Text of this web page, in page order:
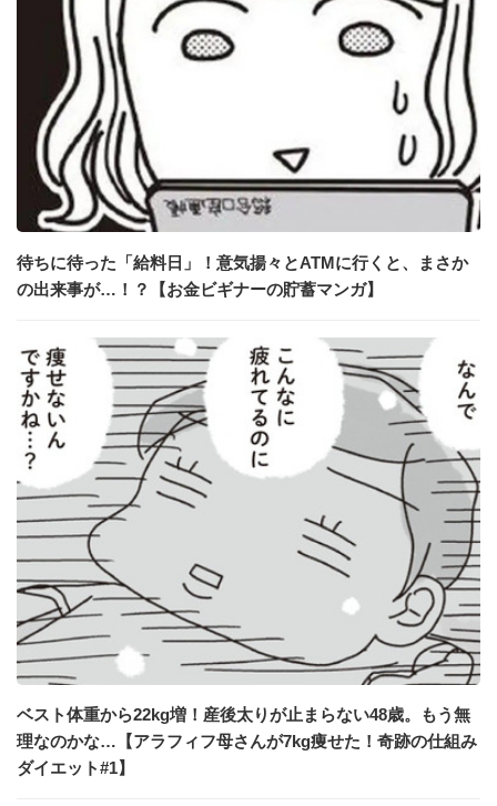
待ちに待った「給料日」！意気揚々とATMに行くと、まさか
の出来事が…！？【お金ビギナーの貯蓄マンガ】
ベスト体重から22kg増！産後太りが止まらない48歳。もう無
理なのかな…【アラフィフ母さんが7kg痩せた！奇跡の仕組み
ダイエット#1】